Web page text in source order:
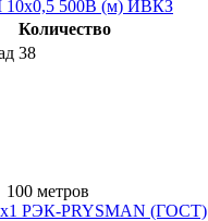
500В (м) ИВКЗ
Количество
38
100 метров
РЭК-PRYSMAN (ГОСТ)